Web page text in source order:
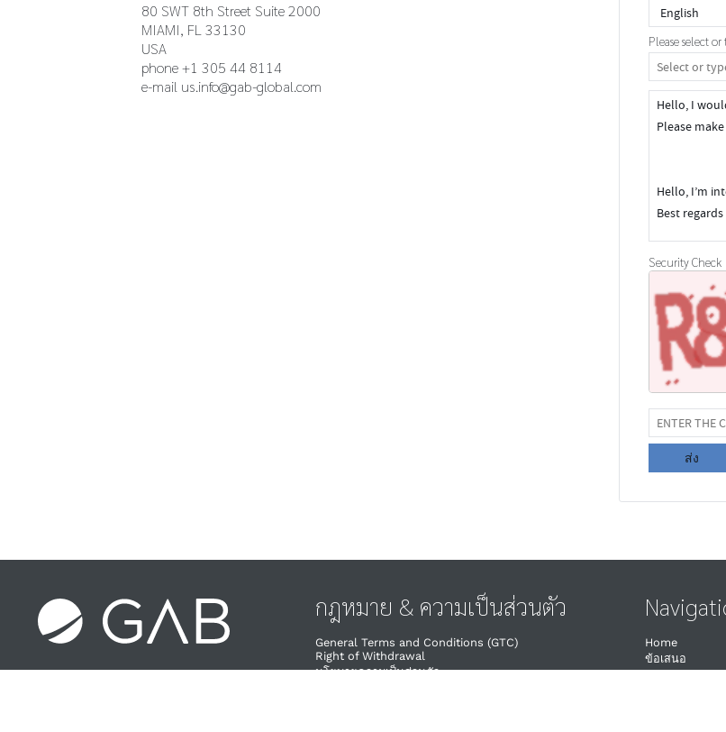
80 SWT 8th Street Suite 2000
MIAMI, FL 33130
USA
phone +1 305 44 8114
e-mail us.info@gab-global.com
Please select
Security Check
ส่ง
กฎหมาย & ความเป็นส่วนตัว
General Terms and Conditions (GTC)
Right of Withdrawal​
นโยบายความเป็นส่วนตัว
Home
ข้อเสนอ